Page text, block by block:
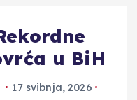
u BiH
17 svibnja, 2026